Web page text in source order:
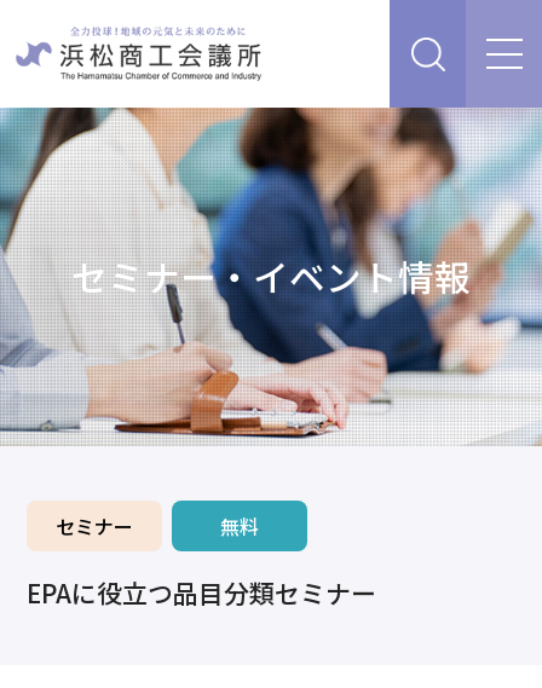
販路を開拓したい、新商品・サービス・技術を開発し
たい
人脈・ネットワークを広げたい
経営について相談したい（経営安定、専門家相談な
ど）
創業、事業承継について相談したい
資金を調達したい
補助金を活用したい
情報収集したい、自社PRをしたい
求職・採用・人材育成をしたい、セミナーで学びたい
原産地証明など証明を取得したい
経営支援・サービス
検定試験
セミナー・イベント情報
浜松商工会議所について
入会案内
採用情報 相談予約
セミナー・イベント情報
セミナー 無料
EPAに役立つ品目分類セミナー